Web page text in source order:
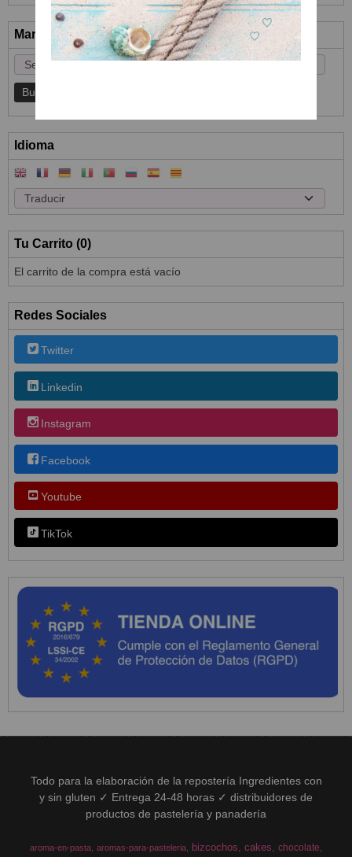
Marcas
Idioma
Tu Carrito (0)
El carrito de la compra está vacío
Redes Sociales
Twitter
Linkedin
Instagram
Facebook
Youtube
TikTok
Todo para la elaboración de la repostería Ingredientes con
y sin gluten ✓ Entrega 24-48 horas ✓ distribuidores de
productos de pastelería y panadería
aroma-en-pasta aromas-para-pasteleria bizcochos cakes chocolate